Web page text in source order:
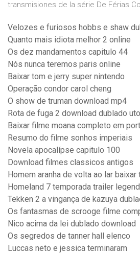
transmisiones de la série De Férias
Velozes e furiosos hobbs e shaw
Quanto mais idiota melhor 2 online
Os dez mandamentos capitulo 44
Nós nunca teremos paris online
Baixar tom e jerry super nintendo
Operação condor carol cheng
O show de truman download mp4
Rota de fuga 2 download dublado
Baixar filme moana completo em
Resumo do filme sonhos imperiais
Novela apocalípse capitulo 100
Download filmes classicos antigos
Homem aranha de volta ao lar baixar
Homeland 7 temporada trailer
Tekken 2 a vingança de kazuya
Os fantasmas de scrooge filme
Nico acima da lei dublado download
Os segredos de tanner hall elenco
Luccas neto e jessica terminaram